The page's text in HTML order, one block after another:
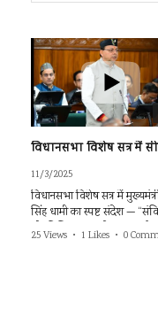
11/3/2025
विधानसभा विशेष सत्र में
सिंह धामी का स्पष्ट संदेश —
और विधि व्यवस्था के अनुसार ही
के दौरान मुख्यमंत्री पुष्कर सिंह
25 Views • 1 Likes • 0